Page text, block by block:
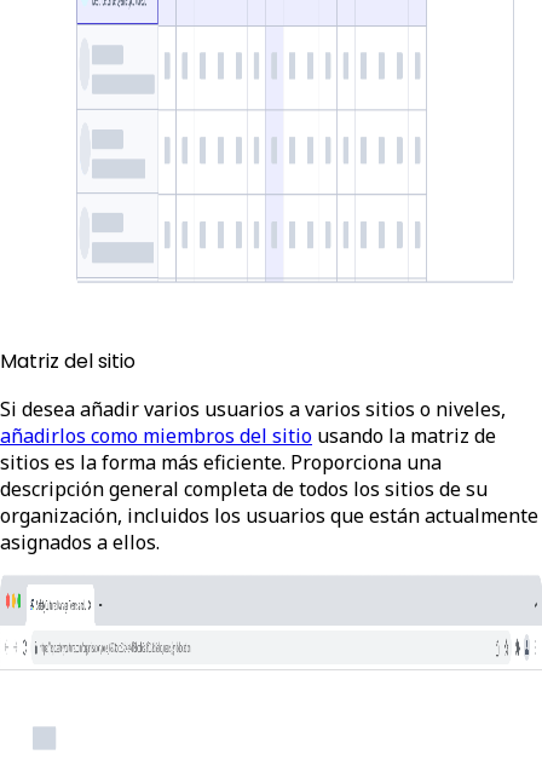
Matriz del sitio
Si desea añadir varios usuarios a varios sitios o niveles,
añadirlos como miembros del sitio usando la matriz de
sitios es la forma más eficiente. Proporciona una
descripción general completa de todos los sitios de su
organización, incluidos los usuarios que están actualmente
asignados a ellos.